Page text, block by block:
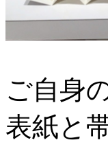
ご自身
表紙と